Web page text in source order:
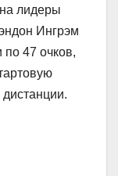
лидеры
Ингрэм
по 47 очков,